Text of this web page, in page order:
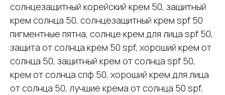
солнцезащитный корейский крем 50, защитный
крем солнца 50, солнцезащитный крем spf 50
пигментные пятна, солнце крем для лица spf 50,
защита от солнца крем 50 spf, хороший крем от
солнца 50, защитный крем от солнца spf 50,
крем от солнца спф 50, хороший крем для лица
от солнца 50, лучшие крема от солнца 50 spf,